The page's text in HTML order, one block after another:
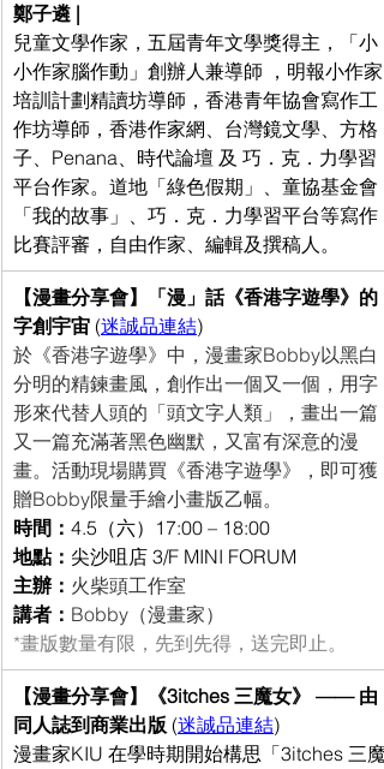
鄭子遴 |
兒童文學作家，五屆青年文學獎得主，「小
小作家腦作動」創辦人兼導師 ，明報小作家
培訓計劃精讀坊導師，香港青年協會寫作工
作坊導師，香港作家網、台灣鏡文學、方格
子、Penana、時代論壇 及 巧．克．力學習
平台作家。道地「綠色假期」、童協基金會
「我的故事」、巧．克．力學習平台等寫作
比賽評審，自由作家、編輯及撰稿人。
【漫畫分享會】「漫」話《香港字遊學》的
字創宇宙 (迷誠品連結)
於《香港字遊學》中，漫畫家Bobby以黑白
分明的精鍊畫風，創作出一個又一個，用字
形來代替人頭的「頭文字人類」，畫出一篇
又一篇充滿著黑色幽默，又富有深意的漫
畫。活動現場購買《香港字遊學》，即可獲
贈Bobby限量手繪小畫版乙幅。
時間： 4.5（六）17:00 – 18:00
地點： 尖沙咀店 3/F MINI FORUM
主辦： 火柴頭工作室
講者： Bobby（漫畫家）
*畫版數量有限，先到先得，送完即止。
【漫畫分享會】《3itches 三魔女》 —— 由
同人誌到商業出版 (迷誠品連結)
漫畫家KIU 在學時期開始構思「3itches 三魔